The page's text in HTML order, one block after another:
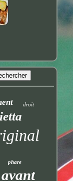
droit
phare
avant